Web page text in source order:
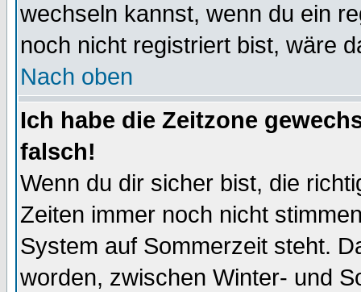
wechseln kannst, wenn du ein
noch nicht registriert bist, wäre
Nach oben
Ich habe die Zeitzone
falsch!
Wenn du dir sicher bist, die
Zeiten immer noch nicht
System auf Sommerzeit steht.
worden, zwischen Winter- und